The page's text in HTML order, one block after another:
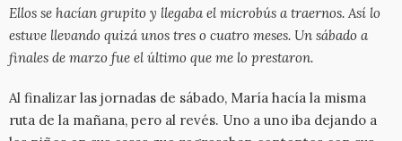
Ellos se hacían grupito y llegaba el microbús a traernos. Así lo
estuve llevando quizá unos tres o cuatro meses. Un sábado a
finales de marzo fue el último que me lo prestaron.
Al finalizar las jornadas de sábado, María hacía la misma
ruta de la mañana, pero al revés. Uno a uno iba dejando a